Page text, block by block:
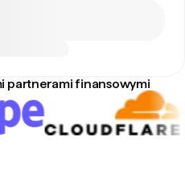
partnerami finansowymi